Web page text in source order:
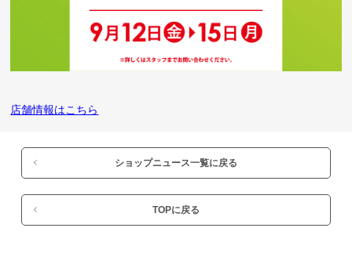
店舗情報はこちら
ショップニュース一覧に戻る
TOPに戻る